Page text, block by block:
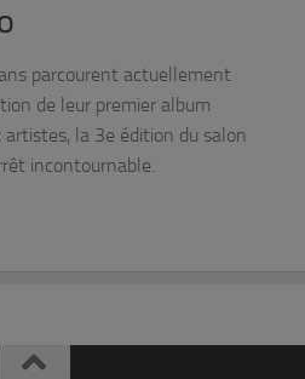
parcourent actuellement
de leur premier album
artistes, la 3e édition du salon
incontournable.